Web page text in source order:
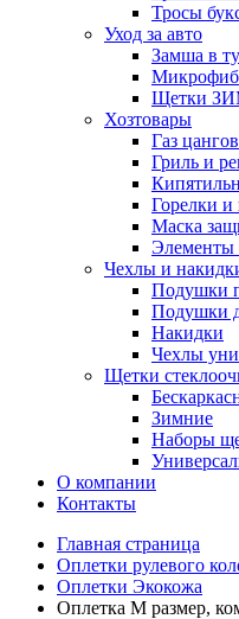
Тросы
Уход за авто
Замша в
Щетки
Хозтовары
Газ
Гриль и
Горелки
Маска
Элементы
Чехлы и
Подушки
Подушки
Накидки
Чехлы
Щетки
Зимние
Наборы
О компании
Контакты
Главная страница
Оплетки рулевого
Оплетки Экокожа
Оплетка М размер,